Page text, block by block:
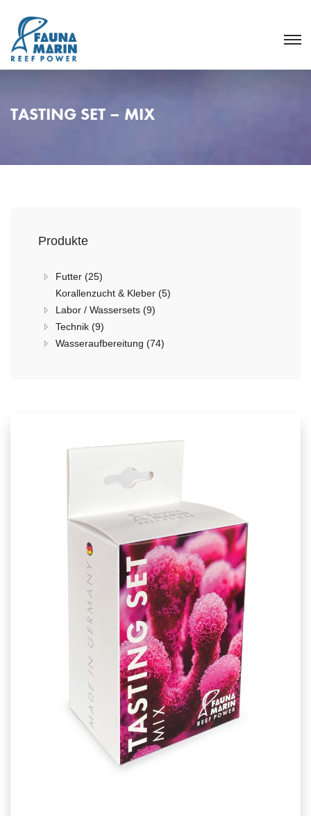
TASTING SET – MIX
Produkte
Futter (25)
Korallenzucht & Kleber (5)
Labor / Wassersets (9)
Technik (9)
Wasseraufbereitung (74)